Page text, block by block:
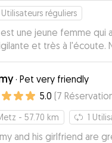
Utilisateurs réguliers
est une jeune femme qui
et très à l'écoute.
anglais pour un
comme si c'était son
· Pet very friendly
5.0 (7
- 57.70 km 1
and his girlfriend are